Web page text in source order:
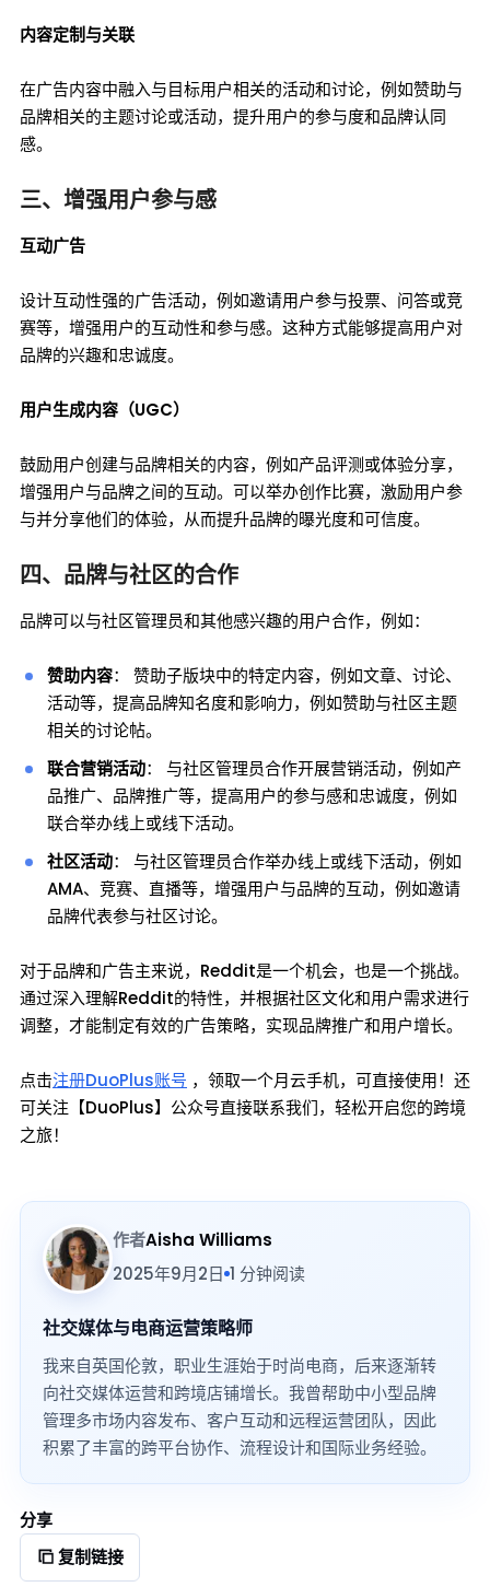
内容定制与关联
在广告内容中融入与目标用户相关的活动和讨论，例如赞助与
品牌相关的主题讨论或活动，提升用户的参与度和品牌认同
感。
三、增强用户参与感
互动广告
设计互动性强的广告活动，例如邀请用户参与投票、问答或竞
赛等，增强用户的互动性和参与感。这种方式能够提高用户对
品牌的兴趣和忠诚度。
用户生成内容（UGC）
鼓励用户创建与品牌相关的内容，例如产品评测或体验分享，
增强用户与品牌之间的互动。可以举办创作比赛，激励用户参
与并分享他们的体验，从而提升品牌的曝光度和可信度。
四、品牌与社区的合作
品牌可以与社区管理员和其他感兴趣的用户合作，例如：
赞助内容： 赞助子版块中的特定内容，例如文章、讨论、
活动等，提高品牌知名度和影响力，例如赞助与社区主题
相关的讨论帖。
联合营销活动： 与社区管理员合作开展营销活动，例如产
品推广、品牌推广等，提高用户的参与感和忠诚度，例如
联合举办线上或线下活动。
社区活动： 与社区管理员合作举办线上或线下活动，例如
AMA、竞赛、直播等，增强用户与品牌的互动，例如邀请
品牌代表参与社区讨论。
对于品牌和广告主来说，Reddit是一个机会，也是一个挑战。
通过深入理解Reddit的特性，并根据社区文化和用户需求进行
调整，才能制定有效的广告策略，实现品牌推广和用户增长。
点击注册DuoPlus账号 ，领取一个月云手机，可直接使用！还
可关注【DuoPlus】公众号直接联系我们，轻松开启您的跨境
之旅！
作者Aisha Williams
2025年9月2日 1 分钟阅读
社交媒体与电商运营策略师
我来自英国伦敦，职业生涯始于时尚电商，后来逐渐转
向社交媒体运营和跨境店铺增长。我曾帮助中小型品牌
管理多市场内容发布、客户互动和远程运营团队，因此
积累了丰富的跨平台协作、流程设计和国际业务经验。
分享
复制链接